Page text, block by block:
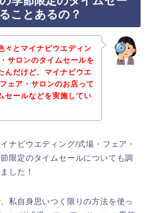
ことあるの？
々とマイナビウエディン
サロンのタイムセールを
んだけど、マイナビウエ
ェア・サロンのお店って
セールなどを実施してい
ナビウエディング/式場・フェア・
限定のタイムセールについても調
した！
私自身思いつく限りの方法を使っ